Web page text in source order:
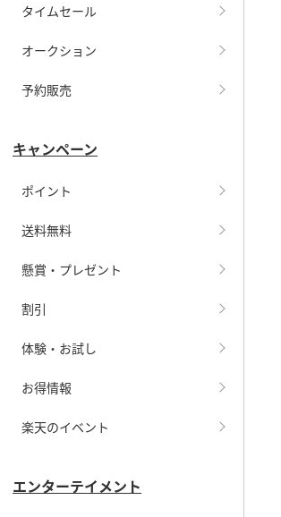
タイムセール
オークション
予約販売
キャンペーン
ポイント
送料無料
懸賞・プレゼント
割引
体験・お試し
お得情報
楽天のイベント
エンターテイメント